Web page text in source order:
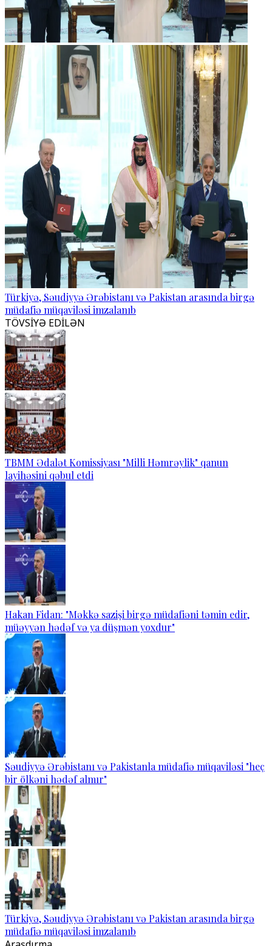
Türkiyə, Səudiyyə Ərəbistanı və Pakistan arasında birgə
müdafiə müqaviləsi imzalanıb
TÖVSİYƏ EDİLƏN
TBMM Ədalət Komissiyası "Milli Həmrəylik" qanun
layihəsini qəbul etdi
Hakan Fidan: "Məkkə sazişi birgə müdafiəni təmin edir,
müəyyən hədəf və ya düşmən yoxdur"
Səudiyyə Ərəbistanı və Pakistanla müdafiə müqaviləsi "heç
bir ölkəni hədəf almır"
Türkiyə, Səudiyyə Ərəbistanı və Pakistan arasında birgə
müdafiə müqaviləsi imzalanıb